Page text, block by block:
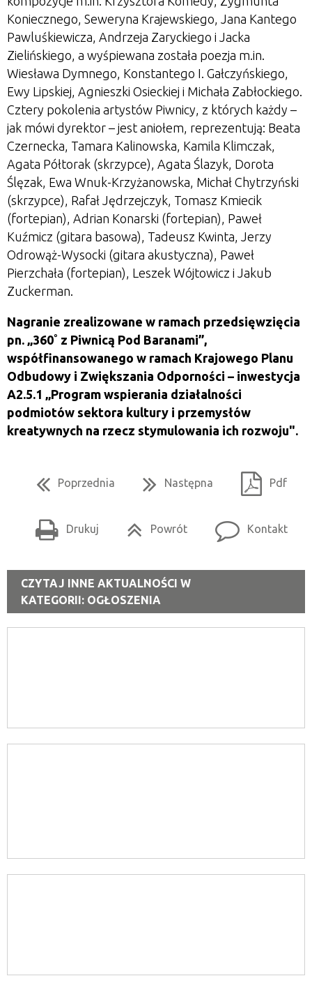
Koniecznego, Seweryna Krajewskiego, Jana Kantego
Pawluśkiewicza, Andrzeja Zaryckiego i Jacka
Zielińskiego, a wyśpiewana została poezja m.in.
Wiesława Dymnego, Konstantego I. Gałczyńskiego,
Ewy Lipskiej, Agnieszki Osieckiej i Michała Zabłockiego.
Cztery pokolenia artystów Piwnicy, z których każdy –
jak mówi dyrektor – jest aniołem, reprezentują: Beata
Czernecka, Tamara Kalinowska, Kamila Klimczak,
Agata Półtorak (skrzypce), Agata Ślazyk, Dorota
Ślęzak, Ewa Wnuk-Krzyżanowska, Michał Chytrzyński
(skrzypce), Rafał Jędrzejczyk, Tomasz Kmiecik
(fortepian), Adrian Konarski (fortepian), Paweł
Kuźmicz (gitara basowa), Tadeusz Kwinta, Jerzy
Odrowąż-Wysocki (gitara akustyczna), Paweł
Pierzchała (fortepian), Leszek Wójtowicz i Jakub
Zuckerman.
Nagranie zrealizowane w ramach przedsięwzięcia
pn. „360˚ z Piwnicą Pod Baranami”,
współfinansowanego w ramach Krajowego Planu
Odbudowy i Zwiększania Odporności – inwestycja
A2.5.1 „Program wspierania działalności
podmiotów sektora kultury i przemysłów
kreatywnych na rzecz stymulowania ich rozwoju".
Poprzednia Następna Pdf
Drukuj Powrót Kontakt
CZYTAJ INNE AKTUALNOŚCI W
KATEGORII: OGŁOSZENIA